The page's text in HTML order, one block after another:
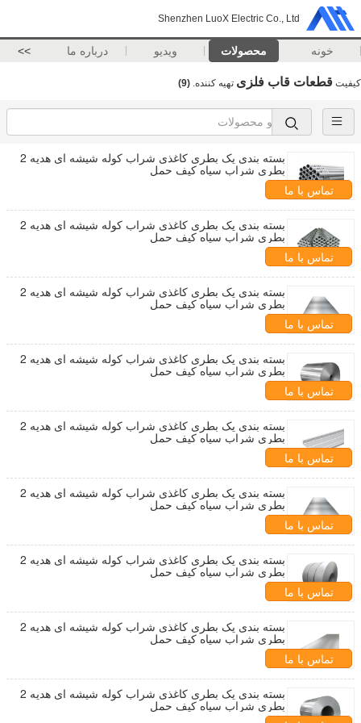
Shenzhen LuoX Electric Co., Ltd
خونه محصولات ویدیو درباره ما >>
کیفیت قطعات قاب فلزی تهیه کننده. (9)
بسته بندی یک بطری کاغذی شراب کوله شیشه ای هدیه 2
بطری شراب سیاه کیف حمل
تماس با ما
بسته بندی یک بطری کاغذی شراب کوله شیشه ای هدیه 2
بطری شراب سیاه کیف حمل
تماس با ما
بسته بندی یک بطری کاغذی شراب کوله شیشه ای هدیه 2
بطری شراب سیاه کیف حمل
تماس با ما
بسته بندی یک بطری کاغذی شراب کوله شیشه ای هدیه 2
بطری شراب سیاه کیف حمل
تماس با ما
بسته بندی یک بطری کاغذی شراب کوله شیشه ای هدیه 2
بطری شراب سیاه کیف حمل
تماس با ما
بسته بندی یک بطری کاغذی شراب کوله شیشه ای هدیه 2
بطری شراب سیاه کیف حمل
تماس با ما
بسته بندی یک بطری کاغذی شراب کوله شیشه ای هدیه 2
بطری شراب سیاه کیف حمل
تماس با ما
بسته بندی یک بطری کاغذی شراب کوله شیشه ای هدیه 2
بطری شراب سیاه کیف حمل
تماس با ما
بسته بندی یک بطری کاغذی شراب کوله شیشه ای هدیه 2
بطری شراب سیاه کیف حمل